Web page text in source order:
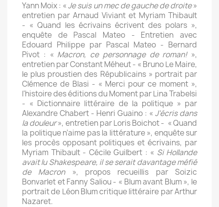
Yann Moix : «Je suis un mec de gauche de droite»
entretien par Arnaud Viviant et Myriam Thibault
- « Quand les écrivains écrivent des polars »,
enquête de Pascal Mateo - Entretien avec
Edouard Philippe par Pascal Mateo - Bernard
Pivot : « Macron, ce personnage de roman!»,
entretien par Constant Méheut - « Bruno Le Maire,
le plus proustien des Républicains » portrait par
Clémence de Blasi - « Merci pour ce moment »,
l'histoire des éditions du Moment par Lina Trabelsi
- « Dictionnaire littéraire de la politique » par
Alexandre Chabert - Henri Guaino : « J’écris dans
la douleur», entretien par Loris Boichot - « Quand
la politique n’aime pas la littérature », enquête sur
les procès opposant politiques et écrivains, par
Myriam Thibault - Cécile Guilbert : « Si Hollande
avait lu Shakespeare, il se serait davantage méfié
de Macron», propos recueillis par Soizic
Bonvarlet et Fanny Saliou - « Blum avant Blum », le
portrait de Léon Blum critique littéraire par Arthur
Nazaret.